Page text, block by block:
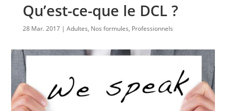
Qu’est-ce-que le DCL ?
28 Mar. 2017 Adultes, Nos formules, Professionnels